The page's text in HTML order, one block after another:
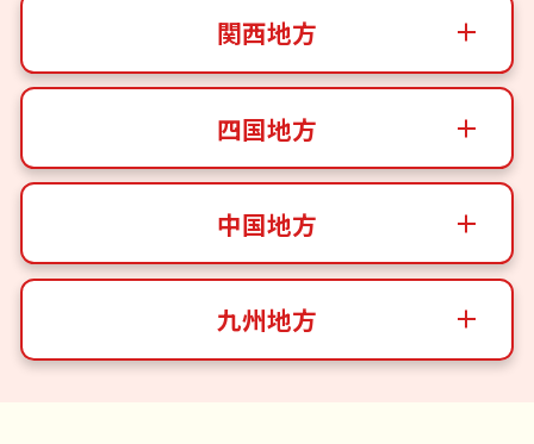
関西地方
四国地方
中国地方
九州地方